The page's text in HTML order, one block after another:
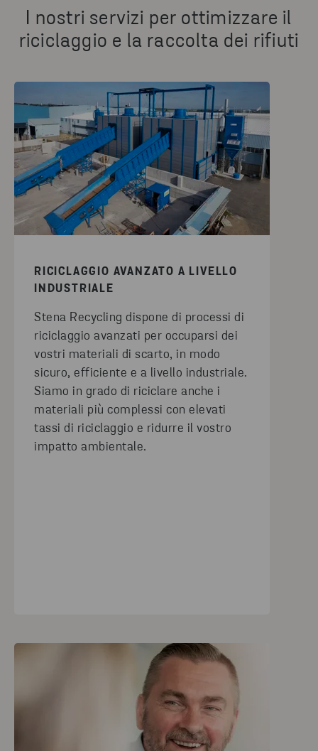
I nostri servizi per ottimizzare il
riciclaggio e la raccolta dei rifiuti
RICICLAGGIO AVANZATO A LIVELLO
INDUSTRIALE
Stena Recycling dispone di processi di
riciclaggio avanzati per occuparsi dei
vostri materiali di scarto, in modo
sicuro, efficiente e a livello industriale.
Siamo in grado di riciclare anche i
materiali più complessi con elevati
tassi di riciclaggio e ridurre il vostro
impatto ambientale.